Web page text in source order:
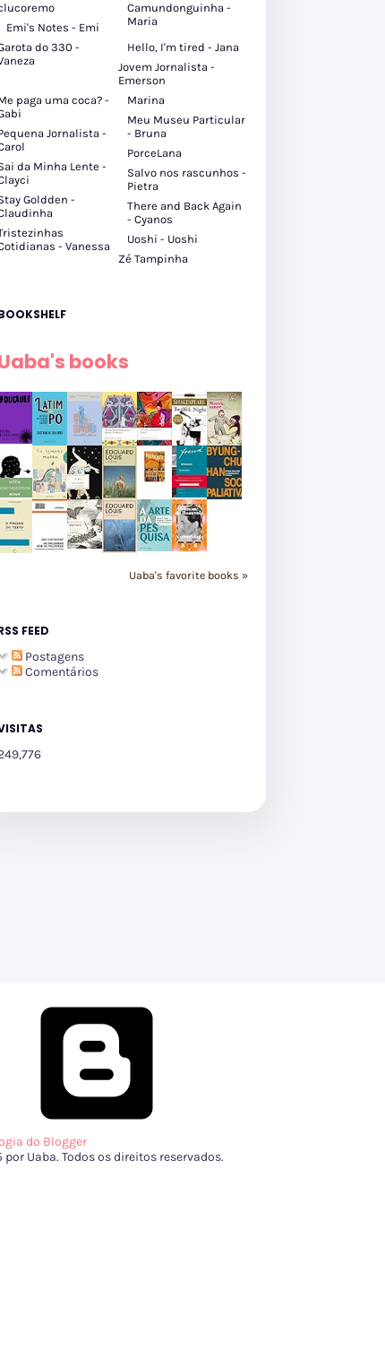
Camundonguinha -
Maria
Emi's Notes - Emi
do 330 -
Hello, I'm tired - Jana
Jovem Jornalista -
Emerson
Marina
paga uma coca? -
Meu Museu Particular
- Bruna
Jornalista -
PorceLana
da Minha Lente -
Salvo nos rascunhos -
Pietra
Goldden -
There and Back Again
- Cyanos
- Vanessa
Uoshi - Uoshi
Zé Tampinha
books
Uaba's favorite books »
FEED
Postagens
Comentários
do Blogger
por Uaba. Todos os direitos reservados.